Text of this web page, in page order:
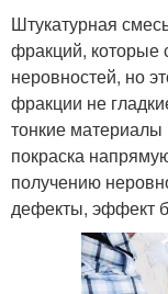
Штукатурная
фракций, которые
неровностей, но
фракции не
тонкие материалы
покраска
получению
дефекты, эффект